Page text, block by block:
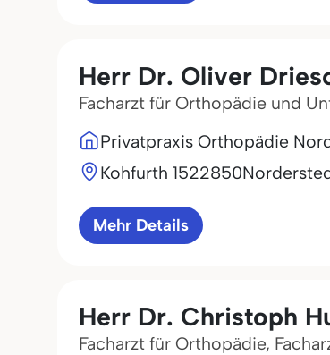
Herr Dr. Oliver
Facharzt für Orthopädie und
Privatpraxis Orthopädie
Kohfurth 1522850
Mehr Details
Herr Dr. Christoph
Facharzt für Orthopädie,